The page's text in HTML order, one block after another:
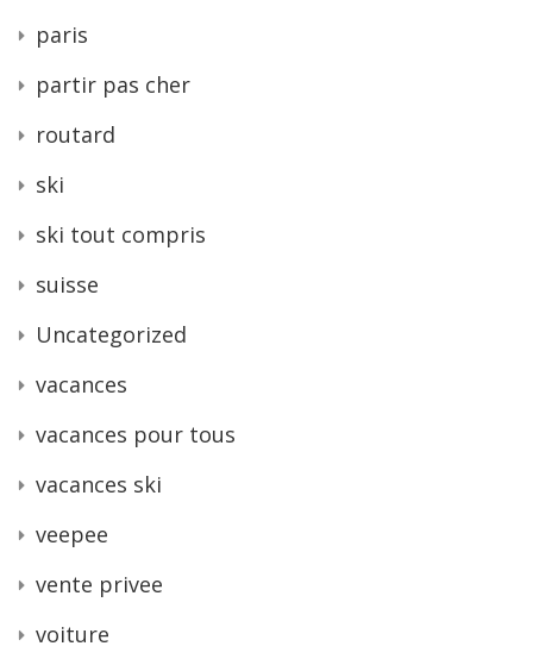
paris
partir pas cher
routard
ski
ski tout compris
suisse
Uncategorized
vacances
vacances pour tous
vacances ski
veepee
vente privee
voiture